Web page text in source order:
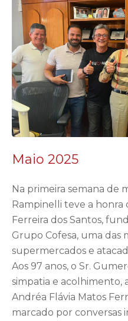
Maio 2025
Na primeira semana de
Rampinelli teve a honra
Ferreira dos Santos,
Grupo Cofesa, uma das
supermercados e
Aos 97 anos, o Sr.
simpatia e acolhimento,
Andréa Flávia Matos
marcado por conversas